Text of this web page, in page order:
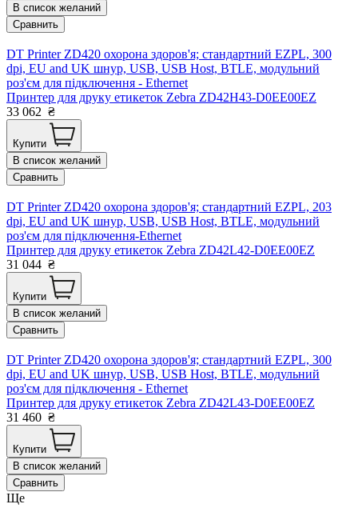
В список желаний
Сравнить
DT Printer ZD420 охорона здоров'я; стандартний EZPL, 300
dpi, EU and UK шнур, USB, USB Host, BTLE, модульний
роз'єм для підключення - Ethernet
Принтер для друку етикеток Zebra ZD42H43-D0EE00EZ
33 062 ₴
Купити
В список желаний
Сравнить
DT Printer ZD420 охорона здоров'я; стандартний EZPL, 203
dpi, EU and UK шнур, USB, USB Host, BTLE, модульний
роз'єм для підключення-Ethernet
Принтер для друку етикеток Zebra ZD42L42-D0EE00EZ
31 044 ₴
Купити
В список желаний
Сравнить
DT Printer ZD420 охорона здоров'я; стандартний EZPL, 300
dpi, EU and UK шнур, USB, USB Host, BTLE, модульний
роз'єм для підключення - Ethernet
Принтер для друку етикеток Zebra ZD42L43-D0EE00EZ
31 460 ₴
Купити
В список желаний
Сравнить
Ще